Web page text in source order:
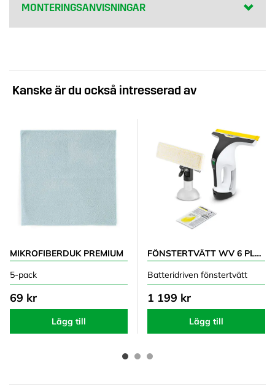
MONTERINGSANVISNINGAR
Kanske är du också intresserad av
MIKROFIBERDUK PREMIUM
5-pack
69 kr
Lägg till
FÖNSTERTVÄTT WV 6 PLUS
Batteridriven fönstertvätt
1 199 kr
Lägg till